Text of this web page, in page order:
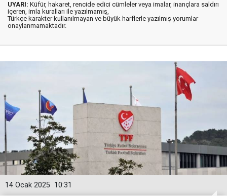
UYARI: Küfür, hakaret, rencide edici cümleler veya imalar, inançlara saldırı
içeren, imla kuralları ile yazılmamış,
Türkçe karakter kullanılmayan ve büyük harflerle yazılmış yorumlar
onaylanmamaktadır.
10:31
14 Ocak 2025